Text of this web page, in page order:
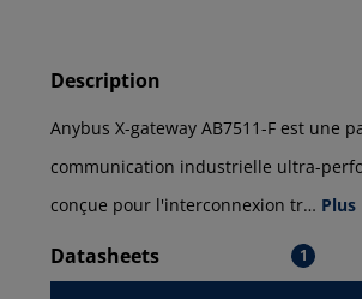
Description
Anybus X-gateway AB7511-F est une
communication industrielle ultra-
conçue pour l'interconnexion tr… Plus
Datasheets 1